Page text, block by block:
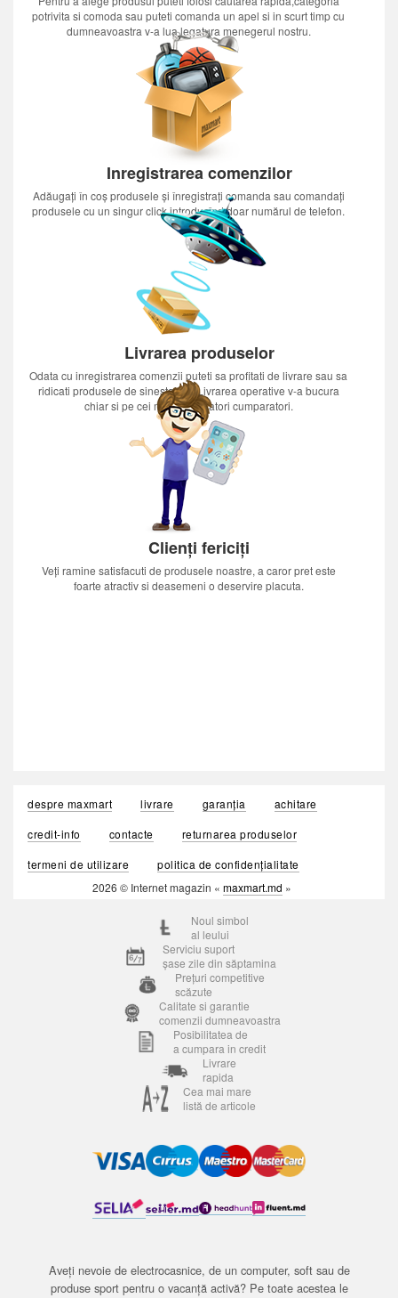
potrivita si comoda sau puteti comanda un apel si in scurt timp cu
dumneavoastra v-a lua legatura menegerul nostru.
Inregistrarea comenzilor
Adăugați în coș produsele și înregistrați comanda sau comandați
produsele cu un singur click introducînd doar numărul de telefon.
Livrarea produselor
Odata cu inregistrarea comenzii puteti sa profitati de livrare sau sa
ridicati produsele de sinestatator.Livrarea operative v-a bucura
chiar si pe cei mai nerabdatori cumparatori.
Clienți fericiți
Veți ramine satisfacuti de produsele noastre, a caror pret este
foarte atractiv si deasemeni o deservire placuta.
despre maxmart livrare garanția
achitare
credit-info
contacte
returnarea produselor
termeni de utilizare
politica de confidențialitate
2026 © Internet magazin « maxmart.md »
Noul simbol
al leului
Serviciu suport
șase zile din săptamina
Prețuri competitive
scăzute
Calitate si garantie
comenzii dumneavoastra
Posibilitatea de
a cumpara in credit
Livrare
rapida
Cea mai mare
listă de articole
Aveți nevoie de electrocasnice, de un computer, soft sau de
produse sport pentru o vacanță activă? Pe toate acestea le